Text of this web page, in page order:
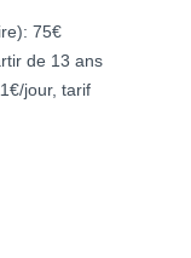
75€
de 13 ans
jour, tarif